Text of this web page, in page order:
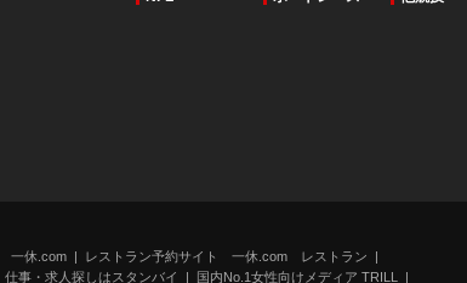
一休.com
レストラン予約サイト 一休.com レストラン
仕事・求人探しはスタンバイ 国内No.1女性向けメディア TRILL